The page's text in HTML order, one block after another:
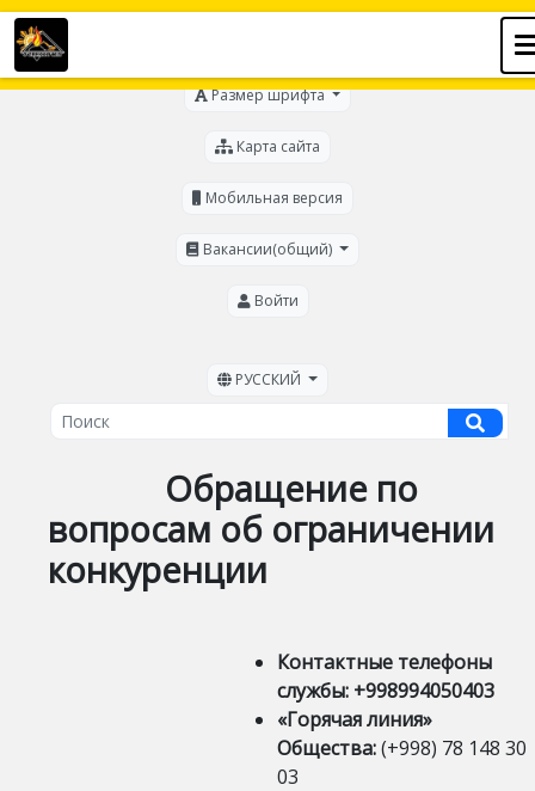
Размер шрифта
Карта сайта
Мобильная версия
Вакансии(общий)
Войти
РУССКИЙ
Обращение по
вопросам об ограничении
конкуренции
Контактные телефоны
службы: +998994050403
«Горячая линия»
Общества:(+998) 78 148 30
03